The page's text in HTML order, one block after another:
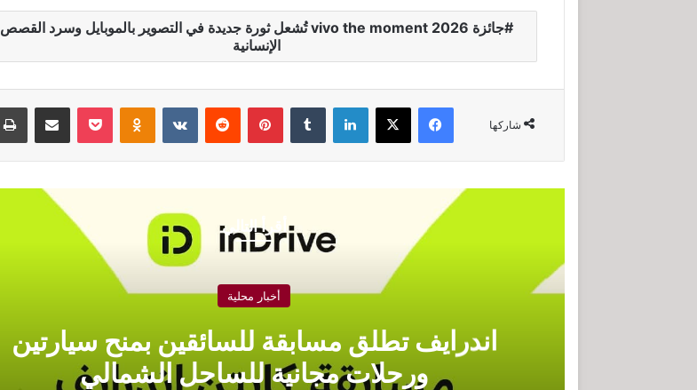
جائزة vivo the moment 2026 تُشعل ثورة جديدة في التصوير بالموبايل وسرد القصص
الإنسانية
شاركها
فيسبوك ‫X لينكدإن ‏Tumblr بينتيريست
‏Reddit
‏VKontakte
Odnoklassniki
‫Pocket مشاركة عبر البريد
أقرأ التالي
أخبار محلية
اندرايف تطلق مسابقة للسائقين بمنح سيارتين
ورحلات مجانية للساحل الشمالي